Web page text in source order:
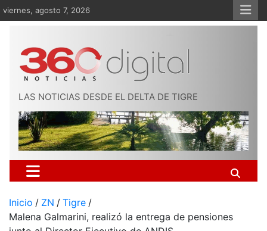
Saltar
al
viernes, agosto 7, 2026
LAS NOTICIAS DESDE EL DELTA DE TIGRE
Inicio ZN
Tigre
Malena Galmarini, realizó la entrega de pensiones